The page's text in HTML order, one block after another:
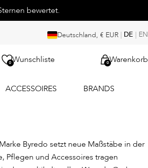
bewertet.
Deutschland, € EUR | DE | EN
0Wunschliste 0Warenkorb
ACCESSOIRES BRANDS
Byredo setzt neue Maßstäbe in der
Pflegen und Accessoires tragen